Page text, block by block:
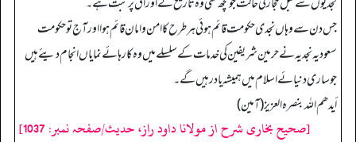
جس دن سے وہاں نجدی حکومت قائم ہوئی ہر طرح کا امن وامان قائم ہوا اورآج تو حکومت
سعودیہ نجد یہ نے حرمین شریفین کی خدمات کے سلسلے میں وہ کارہائے نمایاں انجام دیئے ہیں
جو ساری دنیائے اسلام میں ہمیشہ یاد رہیں گے۔
أیدھم اللہ بنصرہ العزیز (آمین)
[صحیح بخاری شرح از مولانا داود راز، حدیث/صفحہ نمبر: 1037]